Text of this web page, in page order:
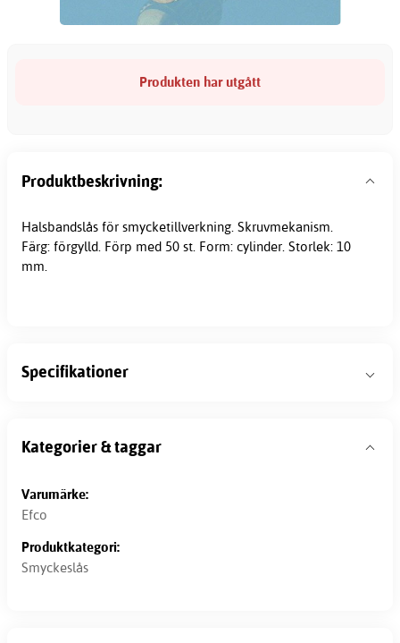
Produkten har utgått
Produktbeskrivning:
Halsbandslås för smycketillverkning. Skruvmekanism.
Färg: förgylld. Förp med 50 st. Form: cylinder. Storlek: 10
mm.
Specifikationer
Kategorier & taggar
Varumärke:
Efco
Produktkategori:
Smyckeslås